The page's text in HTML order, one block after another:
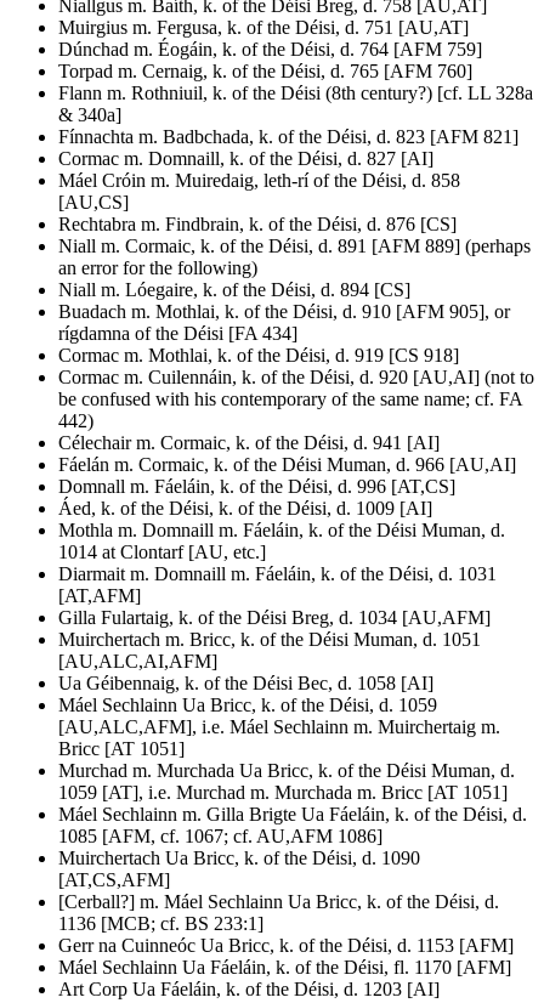
Niallgus m. Baíth, k. of the Déisi Breg, d. 758 [AU,AT]
Muirgius m. Fergusa, k. of the Déisi, d. 751 [AU,AT]
Dúnchad m. Éogáin, k. of the Déisi, d. 764 [AFM 759]
Torpad m. Cernaig, k. of the Déisi, d. 765 [AFM 760]
Flann m. Rothniuil, k. of the Déisi (8th century?) [cf. LL 328a
& 340a]
Fínnachta m. Badbchada, k. of the Déisi, d. 823 [AFM 821]
Cormac m. Domnaill, k. of the Déisi, d. 827 [AI]
Máel Cróin m. Muiredaig, leth-rí of the Déisi, d. 858
[AU,CS]
Rechtabra m. Findbrain, k. of the Déisi, d. 876 [CS]
Niall m. Cormaic, k. of the Déisi, d. 891 [AFM 889] (perhaps
an error for the following)
Niall m. Lóegaire, k. of the Déisi, d. 894 [CS]
Buadach m. Mothlai, k. of the Déisi, d. 910 [AFM 905], or
rígdamna of the Déisi [FA 434]
Cormac m. Mothlai, k. of the Déisi, d. 919 [CS 918]
Cormac m. Cuilennáin, k. of the Déisi, d. 920 [AU,AI] (not to
be confused with his contemporary of the same name; cf. FA
442)
Célechair m. Cormaic, k. of the Déisi, d. 941 [AI]
Fáelán m. Cormaic, k. of the Déisi Muman, d. 966 [AU,AI]
Domnall m. Fáeláin, k. of the Déisi, d. 996 [AT,CS]
Áed, k. of the Déisi, k. of the Déisi, d. 1009 [AI]
Mothla m. Domnaill m. Fáeláin, k. of the Déisi Muman, d.
1014 at Clontarf [AU, etc.]
Diarmait m. Domnaill m. Fáeláin, k. of the Déisi, d. 1031
[AT,AFM]
Gilla Fulartaig, k. of the Déisi Breg, d. 1034 [AU,AFM]
Muirchertach m. Bricc, k. of the Déisi Muman, d. 1051
[AU,ALC,AI,AFM]
Ua Géibennaig, k. of the Déisi Bec, d. 1058 [AI]
Máel Sechlainn Ua Bricc, k. of the Déisi, d. 1059
[AU,ALC,AFM], i.e. Máel Sechlainn m. Muirchertaig m.
Bricc [AT 1051]
Murchad m. Murchada Ua Bricc, k. of the Déisi Muman, d.
1059 [AT], i.e. Murchad m. Murchada m. Bricc [AT 1051]
Máel Sechlainn m. Gilla Brigte Ua Fáeláin, k. of the Déisi, d.
1085 [AFM, cf. 1067; cf. AU,AFM 1086]
Muirchertach Ua Bricc, k. of the Déisi, d. 1090
[AT,CS,AFM]
[Cerball?] m. Máel Sechlainn Ua Bricc, k. of the Déisi, d.
1136 [MCB; cf. BS 233:1]
Gerr na Cuinneóc Ua Bricc, k. of the Déisi, d. 1153 [AFM]
Máel Sechlainn Ua Fáeláin, k. of the Déisi, fl. 1170 [AFM]
Art Corp Ua Fáeláin, k. of the Déisi, d. 1203 [AI]